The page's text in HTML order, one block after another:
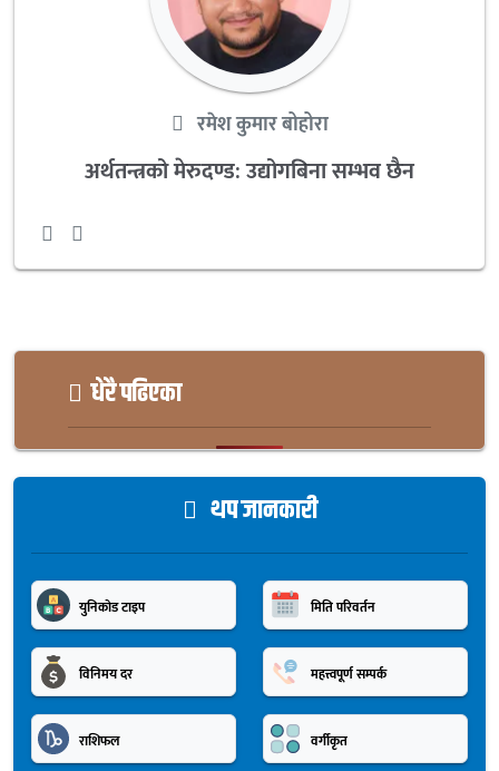
रमेश कुमार बोहोरा
अर्थतन्त्रको मेरुदण्ड: उद्योगबिना सम्भव छैन
धेरै पढिएका
थप जानकारी
युनिकोड टाइप मिति परिवर्तन
विनिमय दर महत्त्वपूर्ण सम्पर्क
राशिफल वर्गीकृत